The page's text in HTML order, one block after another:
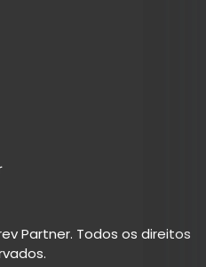
Partner. Todos os direitos